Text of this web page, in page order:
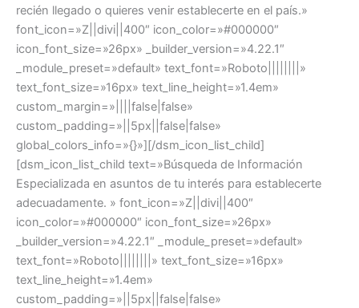
recién llegado o quieres venir establecerte en el país.»
font_icon=»Z||divi||400″ icon_color=»#000000″
icon_font_size=»26px» _builder_version=»4.22.1″
_module_preset=»default» text_font=»Roboto||||||||»
text_font_size=»16px» text_line_height=»1.4em»
custom_margin=»||||false|false»
custom_padding=»||5px||false|false»
global_colors_info=»{}»][/dsm_icon_list_child]
[dsm_icon_list_child text=»Búsqueda de Información
Especializada en asuntos de tu interés para establecerte
adecuadamente. » font_icon=»Z||divi||400″
icon_color=»#000000″ icon_font_size=»26px»
_builder_version=»4.22.1″ _module_preset=»default»
text_font=»Roboto||||||||» text_font_size=»16px»
text_line_height=»1.4em»
custom_padding=»||5px||false|false»